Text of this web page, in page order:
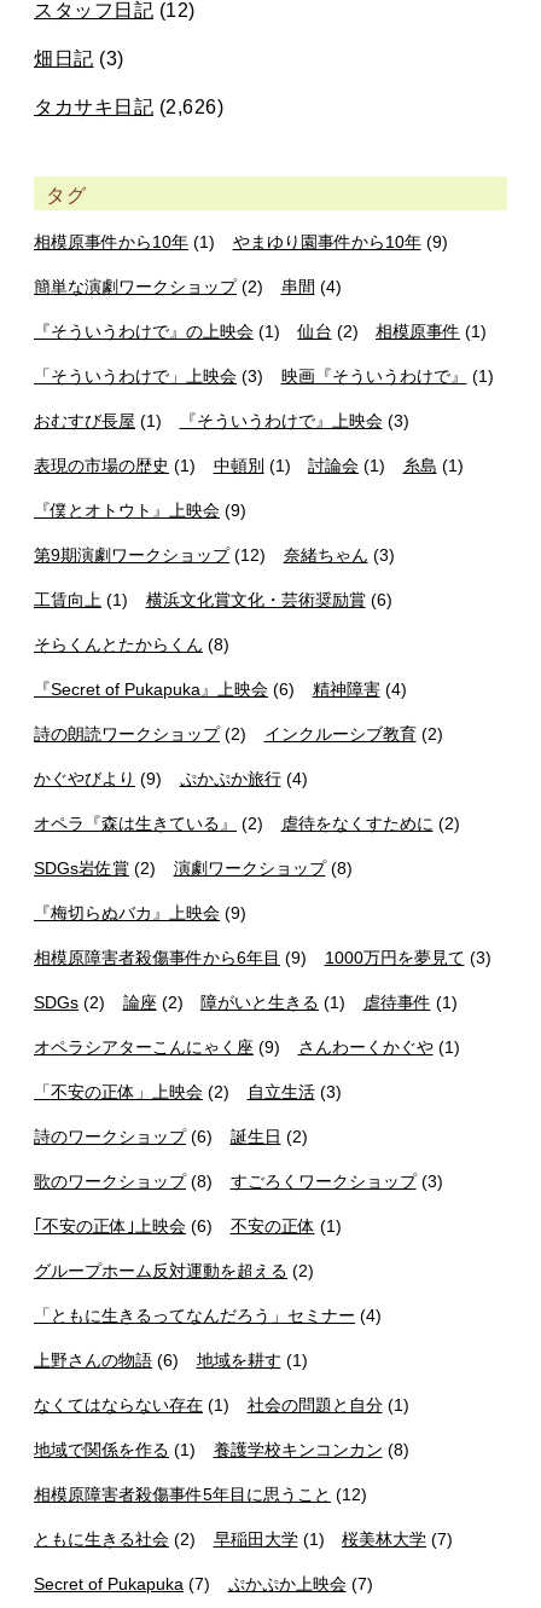
スタッフ日記 (12)
畑日記 (3)
タカサキ日記 (2,626)
タグ
相模原事件から10年 (1) やまゆり園事件から10年(9)
簡単な演劇ワークショップ(2) 串間 (4)
『そういうわけで』の上映会 (1) 仙台 (2) 相模原事件 (1)
「そういうわけで」上映会 (3) 映画『そういうわけで』 (1)
おむすび長屋 (1) 『そういうわけで』上映会(3)
表現の市場の歴史 (1) 中頓別 (1) 討論会 (1) 糸島 (1)
『僕とオトウト』上映会 (9)
第9期演劇ワークショップ(12) 奈緒ちゃん (3)
工賃向上 (1) 横浜文化賞文化・芸術奨励賞(6)
そらくんとたからくん (8)
『Secret of Pukapuka』上映会 (6) 精神障害(4)
詩の朗読ワークショップ(2) インクルーシブ教育(2)
かぐやびより (9) ぷかぷか旅行(4)
オペラ『森は生きている』 (2) 虐待をなくすために (2)
SDGs岩佐賞 (2) 演劇ワークショップ(8)
『梅切らぬバカ』上映会 (9)
相模原障害者殺傷事件から6年目 (9) 1000万円を夢見て (3)
SDGs (2) 論座 (2) 障がいと生きる (1) 虐待事件 (1)
オペラシアターこんにゃく座 (9) さんわーくかぐや(1)
「不安の正体」上映会 (2) 自立生活(3)
詩のワークショップ(6) 誕生日 (2)
歌のワークショップ(8) すごろくワークショップ(3)
｢不安の正体｣上映会 (6) 不安の正体 (1)
グループホーム反対運動を超える (2)
「ともに生きるってなんだろう」セミナー (4)
上野さんの物語 (6) 地域を耕す (1)
なくてはならない存在 (1) 社会の問題と自分(1)
地域で関係を作る (1) 養護学校キンコンカン (8)
相模原障害者殺傷事件5年目に思うこと (12)
ともに生きる社会 (2) 早稲田大学(1) 桜美林大学 (7)
Secret of Pukapuka (7) ぷかぷか上映会(7)